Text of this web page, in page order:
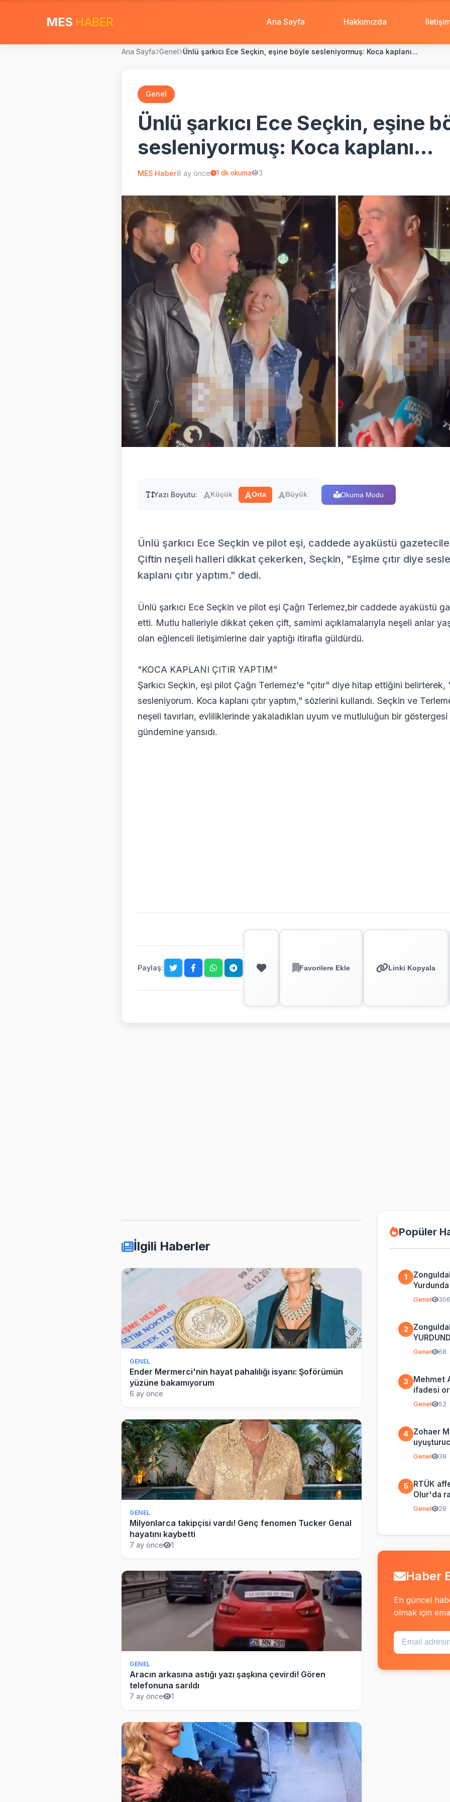
MES HABER Ana Sayfa Hakkımızda
Ana Sayfa Genel Ünlü şarkıcı Ece Seçkin, eşine böyle sesleniyormuş: Koca kaplanı...
Genel
Ünlü şarkıcı Ece Seçkin, eşine
sesleniyormuş: Koca kaplanı...
MES Haber8 ay önce 1 dk okuma 3
Yazı Boyutu: Küçük Orta Büyük Okuma Modu
Ünlü şarkıcı Ece Seçkin ve pilot eşi, caddede ayaküstü
Çiftin neşeli halleri dikkat çekerken, Seçkin, "Eşime çıtır diye
kaplanı çıtır yaptım." dedi.
Ünlü şarkıcı Ece Seçkin ve pilot eşi Çağrı Terlemez,bir caddede ayaküstü
etti. Mutlu halleriyle dikkat çeken çift, samimi açıklamalarıyla neşeli anlar
olan eğlenceli iletişimlerine dair yaptığı itirafla güldürdü.
"KOCA KAPLANI ÇITIR YAPTIM"
Şarkıcı Seçkin, eşi pilot Çağrı Terlemez'e "çıtır" diye hitap ettiğini belirterek,
sesleniyorum. Koca kaplanı çıtır yaptım," sözlerini kullandı. Seçkin ve
neşeli tavırları, evliliklerinde yakaladıkları uyum ve mutluluğun bir
gündemine yansıdı.
Paylaş: Favorilere Ekle Linki Kopyala
İlgili Haberler
GENEL
Ender Mermerci'nin hayat pahalılığı isyanı: Şoförümün
yüzüne bakamıyorum
6 ay önce
GENEL
Milyonlarca takipçisi vardı! Genç fenomen Tucker Genal
hayatını kaybetti
7 ay önce 1
GENEL
Aracın arkasına astığı yazı şaşkına çevirdi! Gören
telefonuna sarıldı
7 ay önce 1
Popüler
1
Genel 306
2
BİLGİ
Genel 68
3
Mehmet
ifadesi
özür
Genel 52
4
Zohaer
ifşa etti
Genel 38
5
RTÜK
Olur'da
Genel 28
Haber
En güncel
olmak için